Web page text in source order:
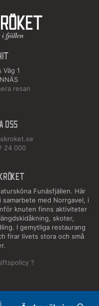
Väg 1
resan
oss
24 000
Funäsfjällen. Här
med Norrgavel, i
knuten finns aktiviteter
skoter,
I gemytliga restaurang
firar livets stora och små
?